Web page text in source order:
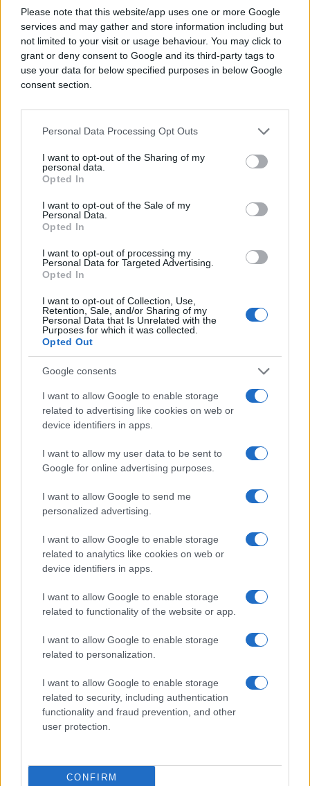
Please note that this website/app uses one or more Google
services and may gather and store information including but
not limited to your visit or usage behaviour. You may click to
grant or deny consent to Google and its third-party tags to
use your data for below specified purposes in below Google
consent section.
Personal Data Processing Opt Outs
I want to opt-out of the Sharing of my
personal data.
Opted In
I want to opt-out of the Sale of my
Personal Data.
Opted In
I want to opt-out of processing my
Personal Data for Targeted Advertising.
Opted In
I want to opt-out of Collection, Use,
Retention, Sale, and/or Sharing of my
Personal Data that Is Unrelated with the
Purposes for which it was collected.
Opted Out
Google consents
I want to allow Google to enable storage
related to advertising like cookies on web or
device identifiers in apps.
I want to allow my user data to be sent to
Google for online advertising purposes.
I want to allow Google to send me
personalized advertising.
I want to allow Google to enable storage
related to analytics like cookies on web or
device identifiers in apps.
I want to allow Google to enable storage
related to functionality of the website or app.
I want to allow Google to enable storage
related to personalization.
I want to allow Google to enable storage
related to security, including authentication
functionality and fraud prevention, and other
user protection.
CONFIRM
radi o namjerno izazvanim požarima.